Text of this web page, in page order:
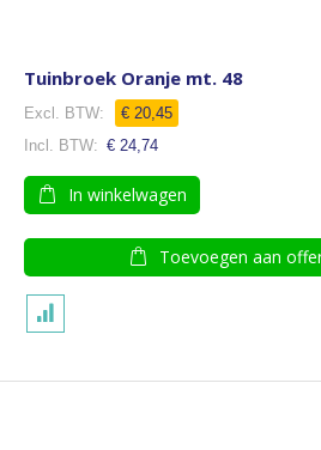
Tuinbroek Oranje mt. 48
€ 20,45
€ 24,74
In winkelwagen
Toevoegen aan